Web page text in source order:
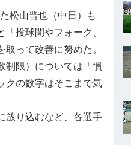
松山晋也（中日）も
投球間やフォーク、
って改善に努めた。
制限）については「慣
クの数字はそこまで気
放り込むなど、各選手